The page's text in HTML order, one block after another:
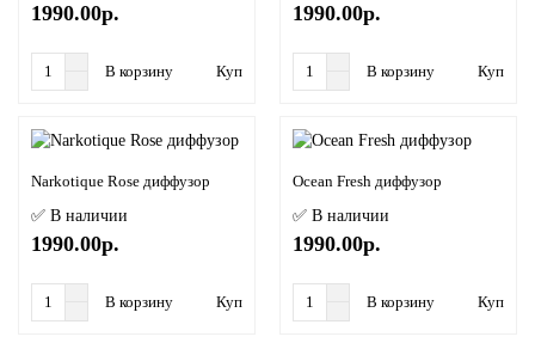
1990.00р.
В корзину Купить в 1 клик
1990.00р.
В корзину Купить
Narkotique Rose диффузор
✅ В наличии
1990.00р.
В корзину Купить в 1 клик
Ocean Fresh диффузор
✅ В наличии
1990.00р.
В корзину Купить